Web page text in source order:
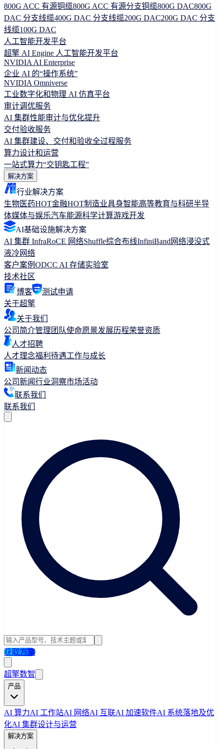
800G ACC 有源铜缆800G ACC 有源分支铜缆800G DAC800G
DAC 分支线缆400G DAC 分支线缆200G DAC200G DAC 分支
线缆100G DAC
人工智能开发平台
超擎 AI Engine 人工智能开发平台
NVIDIA AI Enterprise
企业 AI 的“操作系统”
NVIDIA Omniverse
工业数字化和物理 AI 仿真平台
审计调优服务
AI 集群性能审计与优化提升
交付验收服务
AI 集群建设、交付和验收全过程服务
算力设计和运营
一站式算力“交钥匙工程”
解决方案
行业解决方案
生物医药HOT金融HOT制造业具身智能高等教育与科研半导
体媒体与娱乐汽车能源科学计算游戏开发
AI基础设施解决方案
AI 集群 InfraRoCE 网络Shuffle综合布线InfiniBand网络浸没式
液冷网络
客户案例 ODCC AI 存储实验室
技术社区
博客
测试申请
关于超擎
关于我们
公司简介管理团队使命愿景发展历程荣誉资质
人才招聘
人才理念福利待遇工作与成长
新闻动态
公司新闻行业洞察市场活动
联系我们
联系我们
获取方案
超擎数智
产品
AI 算力AI 工作站AI 网络AI 互联AI 加速软件AI 系统落地及优
化AI 集群设计与运营
解决方案